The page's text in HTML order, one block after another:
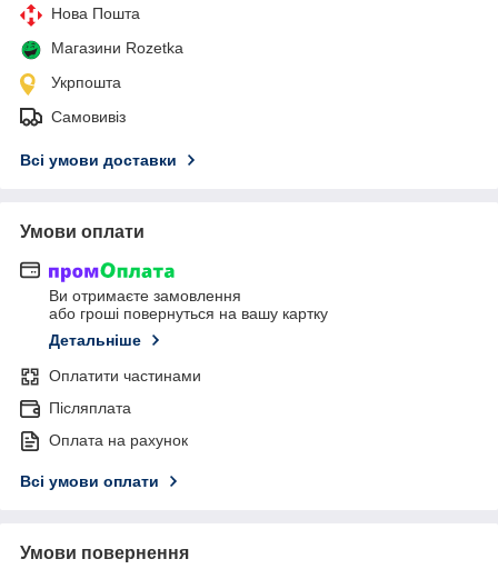
Нова Пошта
Магазини Rozetka
Укрпошта
Самовивіз
Всі умови доставки
Умови оплати
Ви отримаєте замовлення
або гроші повернуться на вашу картку
Детальніше
Оплатити частинами
Післяплата
Оплата на рахунок
Всі умови оплати
Умови повернення